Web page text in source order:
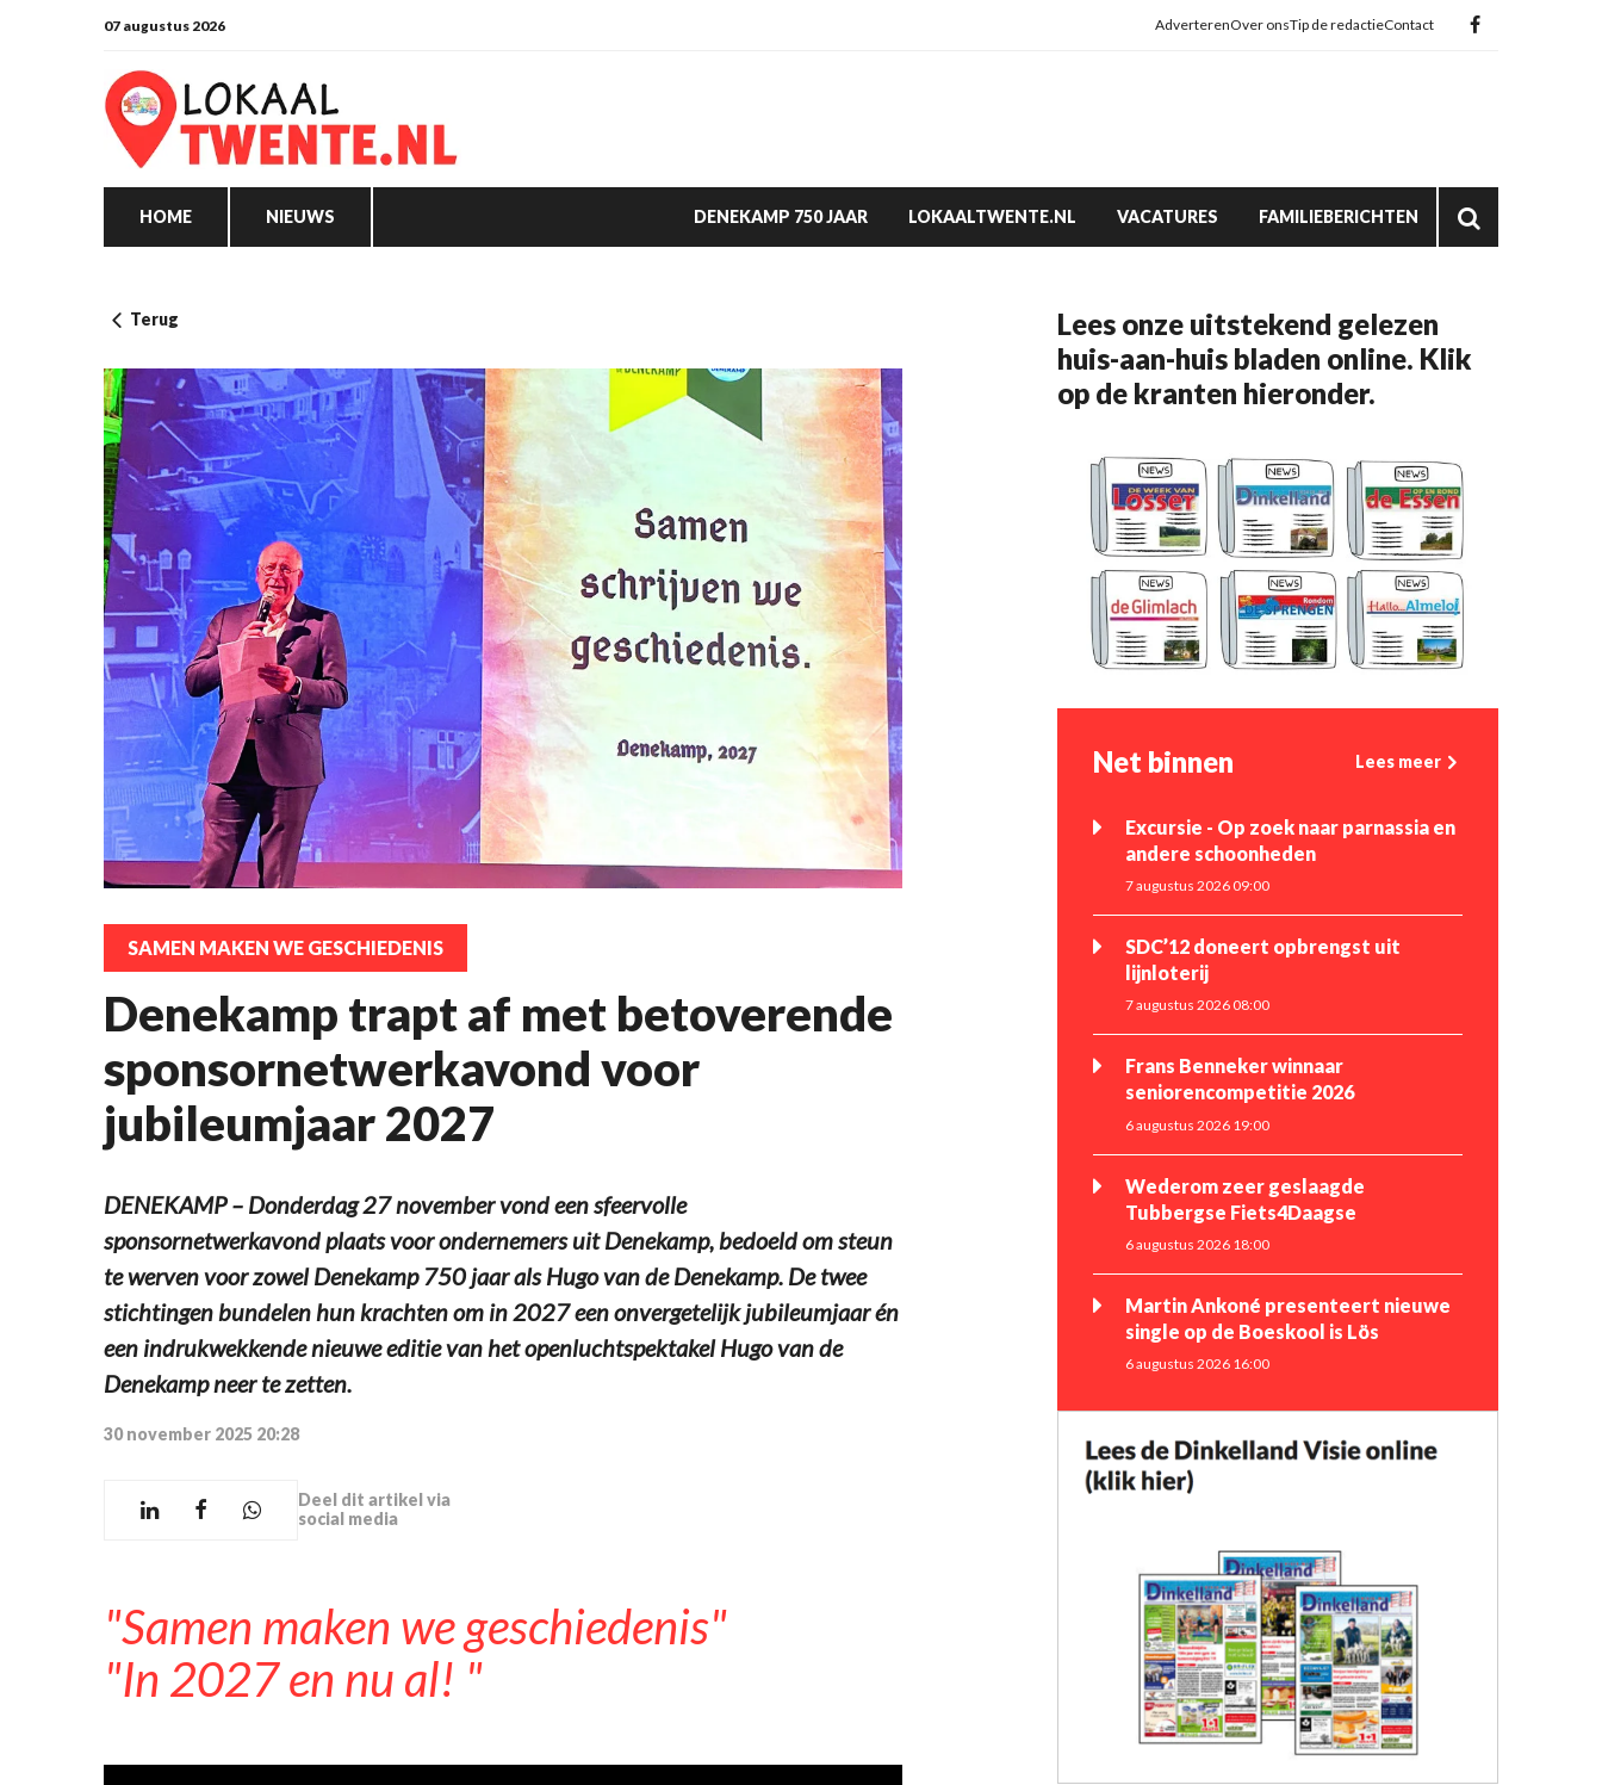
07 augustus 2026 AdverterenOver onsTip de redactieContact
HOME NIEUWS DENEKAMP 750 JAAR LOKAALTWENTE.NL VACATURES FAMILIEBERICHTEN
Terug
SAMEN MAKEN WE GESCHIEDENIS
Denekamp trapt af met betoverende
sponsornetwerkavond voor
jubileumjaar 2027
DENEKAMP – Donderdag 27 november vond een sfeervolle
sponsornetwerkavond plaats voor ondernemers uit Denekamp, bedoeld om steun
te werven voor zowel Denekamp 750 jaar als Hugo van de Denekamp. De twee
stichtingen bundelen hun krachten om in 2027 een onvergetelijk jubileumjaar én
een indrukwekkende nieuwe editie van het openluchtspektakel Hugo van de
Denekamp neer te zetten.
30 november 2025 20:28
Deel dit artikel via
social media
"Samen maken we geschiedenis"
"In 2027 en nu al! "
Lees onze uitstekend gelezen
huis-aan-huis bladen online. Klik
op de kranten hieronder.
Net binnen Lees meer
Excursie - Op zoek naar parnassia en
andere schoonheden
7 augustus 2026 09:00
SDC’12 doneert opbrengst uit
lijnloterij
7 augustus 2026 08:00
Frans Benneker winnaar
seniorencompetitie 2026
6 augustus 2026 19:00
Wederom zeer geslaagde
Tubbergse Fiets4Daagse
6 augustus 2026 18:00
Martin Ankoné presenteert nieuwe
single op de Boeskool is Lös
6 augustus 2026 16:00